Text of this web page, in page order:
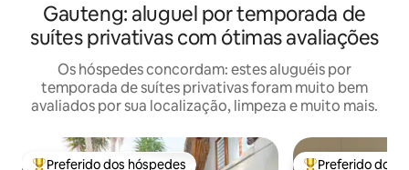
Gauteng: aluguel por temporada de
suítes privativas com ótimas avaliações
Os hóspedes concordam: estes aluguéis por
temporada de suítes privativas foram muito bem
avaliados por sua localização, limpeza e muito mais.
Preferido dos hóspedes Preferido dos